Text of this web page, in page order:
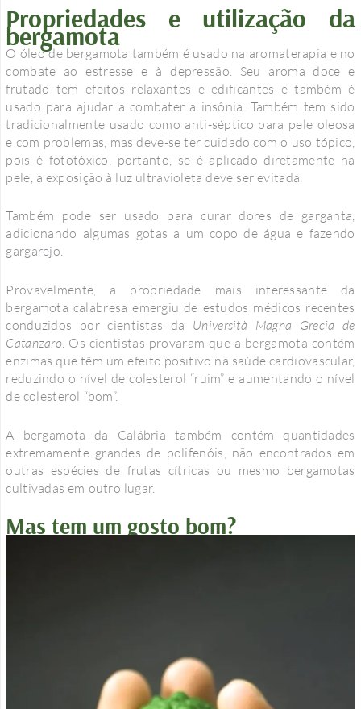
Propriedades e utilização da
bergamota
O óleo de bergamota também é usado na aromaterapia e no
combate ao estresse e à depressão. Seu aroma doce e
frutado tem efeitos relaxantes e edificantes e também é
usado para ajudar a combater a insônia. Também tem sido
tradicionalmente usado como anti-séptico para pele oleosa
e com problemas, mas deve-se ter cuidado com o uso tópico,
pois é fototóxico, portanto, se é aplicado diretamente na
pele, a exposição à luz ultravioleta deve ser evitada.
Também pode ser usado para curar dores de garganta,
adicionando algumas gotas a um copo de água e fazendo
gargarejo.
Provavelmente, a propriedade mais interessante da
bergamota calabresa emergiu de estudos médicos recentes
conduzidos por cientistas da Università Magna Grecia de
Catanzaro . Os cientistas provaram que a bergamota contém
enzimas que têm um efeito positivo na saúde cardiovascular,
reduzindo o nível de colesterol “ruim” e aumentando o nível
de colesterol “bom”.
A bergamota da Calábria também contém quantidades
extremamente grandes de polifenóis, não encontrados em
outras espécies de frutas cítricas ou mesmo bergamotas
cultivadas em outro lugar.
Mas tem um gosto bom?